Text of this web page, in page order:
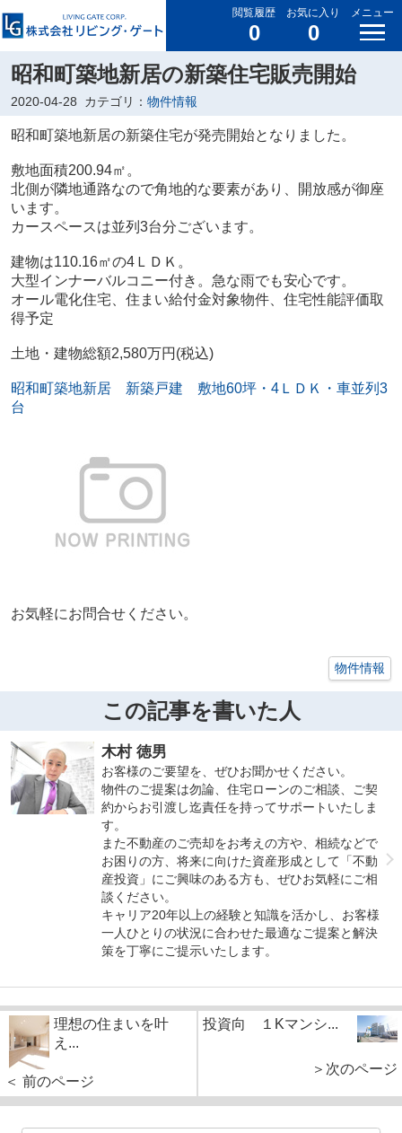
閲覧履歴
0
お気に入り
0
メニュー
昭和町築地新居の新築住宅販売開始
2020-04-28 カテゴリ： 物件情報
昭和町築地新居の新築住宅が発売開始となりました。
敷地面積200.94㎡。
北側が隣地通路なので角地的な要素があり、開放感が御座
います。
カースペースは並列3台分ございます。
建物は110.16㎡の4ＬＤＫ。
大型インナーバルコニー付き。急な雨でも安心です。
オール電化住宅、住まい給付金対象物件、住宅性能評価取
得予定
土地・建物総額2,580万円(税込)
昭和町築地新居 新築戸建 敷地60坪・4ＬＤＫ・車並列3
台
お気軽にお問合せください。
物件情報
この記事を書いた人
木村 徳男
お客様のご要望を、ぜひお聞かせください。
物件のご提案は勿論、住宅ローンのご相談、ご契
約からお引渡し迄責任を持ってサポートいたしま
す。
また不動産のご売却をお考えの方や、相続などで
お困りの方、将来に向けた資産形成として「不動
産投資」にご興味のある方も、ぜひお気軽にご相
談ください。
キャリア20年以上の経験と知識を活かし、お客様
一人ひとりの状況に合わせた最適なご提案と解決
策を丁寧にご提示いたします。
理想の住まいを叶
え...
＜ 前のページ
投資向 １Kマンシ...
＞次のページ